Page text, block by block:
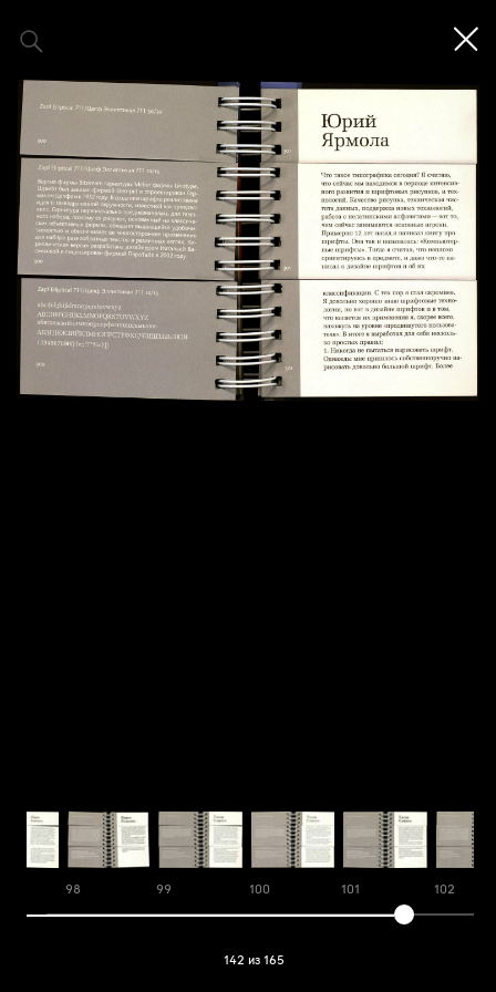
98 99 100 101 102
142 из 165